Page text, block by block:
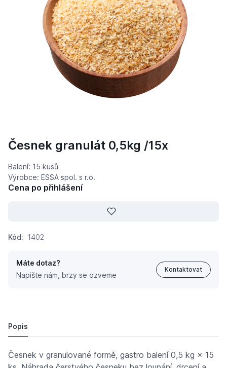
Česnek granulát 0,5kg /15x
Balení: 15 kusů
Výrobce: ESSA spol. s r.o.
Cena po přihlášení
Kód: 1402
Máte dotaz?
Napište nám, brzy se ozveme
Kontaktovat
Popis
Česnek v granulované formě, gastro balení 0,5 kg × 15